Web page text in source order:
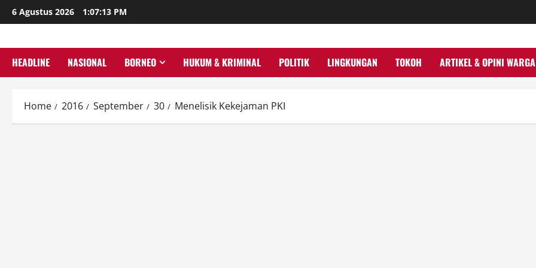
Skip
to
6 Agustus 2026 1:07:14 PM
HEADLINE NASIONAL BORNEO HUKUM & KRIMINAL POLITIK LINGKUNGAN TOKOH ARTIKEL & OPINI WARGA
Home 2016 September 30 Menelisik Kekejaman PKI